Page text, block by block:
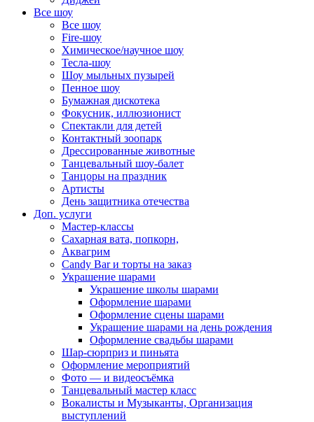
Все шоу
Все шоу
Fire-шоу
Химическое/научное шоу
Тесла-шоу
Шоу мыльных пузырей
Пенное шоу
Бумажная дискотека
Фокусник, иллюзионист
Спектакли для детей
Контактный зоопарк
Дрессированные животные
Танцевальный шоу-балет
Танцоры на праздник
Артисты
День защитника отечества
Доп. услуги
Мастер-классы
Сахарная вата, попкорн,
Аквагрим
Candy Bar и торты на заказ
Украшение шарами
Украшение школы шарами
Оформление шарами
Оформление сцены шарами
Украшение шарами на день рождения
Оформление свадьбы шарами
Шар-сюрприз и пиньята
Оформление мероприятий
Фото — и видеосъёмка
Танцевальный мастер класс
Вокалисты и Музыканты, Организация
выступлений